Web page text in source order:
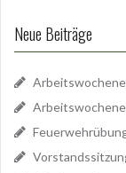
Neue Beiträge